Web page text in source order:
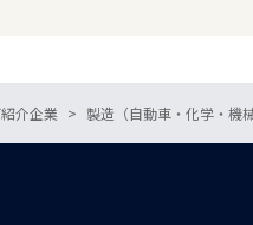
介企業 製造（自動車・化学・機械